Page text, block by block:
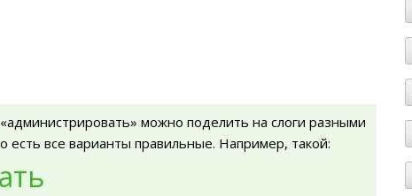
можно поделить на слоги разными
есть все варианты правильные. Например, такой: